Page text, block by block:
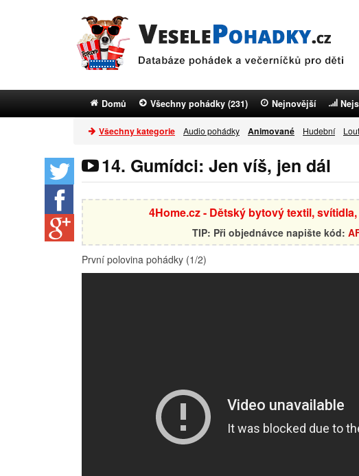
Domů Všechny pohádky (231) Nejnovější
Všechny kategorie Audio pohádky Animované Hudební
14. Gumídci: Jen víš, jen dál
4Home.cz - Dětský bytový textil,
TIP: Při objednávce napište kód:
První polovina pohádky (1/2)